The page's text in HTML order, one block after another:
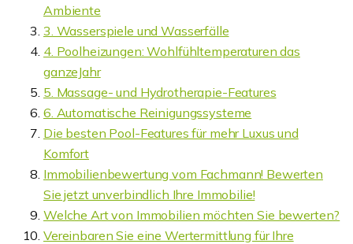
Ambiente
3. Wasserspiele und Wasserfälle
4. Poolheizungen: Wohlfühltemperaturen das
ganzeJahr
5. Massage- und Hydrotherapie-Features
6. Automatische Reinigungssysteme
Die besten Pool-Features für mehr Luxus und
Komfort
Immobilienbewertung vom Fachmann! Bewerten
Sie jetzt unverbindlich Ihre Immobilie!
Welche Art von Immobilien möchten Sie bewerten?
Vereinbaren Sie eine Wertermittlung für Ihre